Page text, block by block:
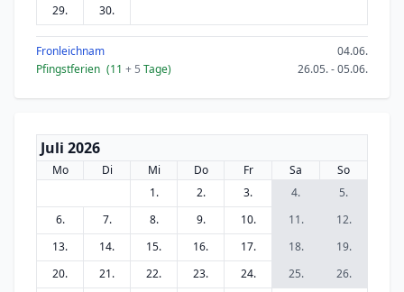
29. 30.
Fronleichnam
04.06.
Pfingstferien (11 + 5 Tage) 26.05. - 05.06.
Juli 2026
Mo Di Mi Do Fr Sa
So
1.
2. 3. 4.
5.
6.
7. 8. 9. 10. 11.
12.
13.
14. 15. 16. 17. 18.
19.
20.
21. 22. 23. 24. 25.
26.